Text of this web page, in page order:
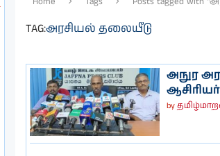
TAG:அரசியல் தலையீடு
அநுர
by